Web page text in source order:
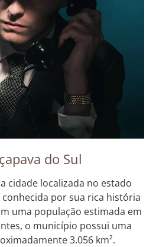
do Sul
cidade localizada no estado
conhecida por sua rica história
uma população estimada em
o município possui uma
3.056 km².